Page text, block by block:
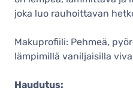
joka luo rauhoittavan
Maku­profiili: Pehmeä,
lämpimillä vaniljaisilla
Haudutus: